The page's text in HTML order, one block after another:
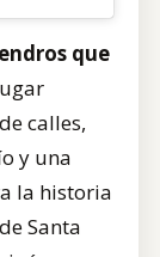
que
calles,
y una
la historia
Santa